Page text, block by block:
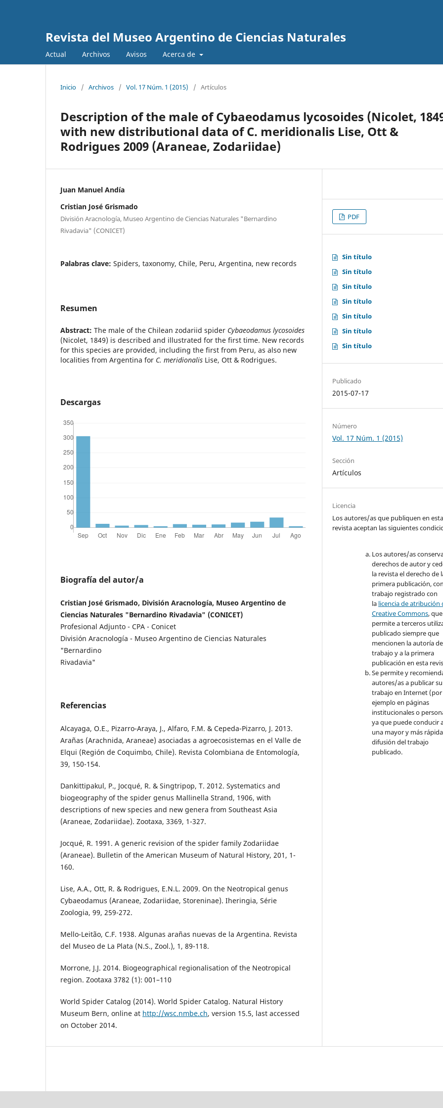
Revista del Museo Argentino de Ciencias Naturales
Actual Archivos Avisos Acerca de
Inicio / Archivos / Vol. 17 Núm. 1 (2015) / Artículos
Description of the male of Cybaeodamus lycosoides (Nicolet,
with new distributional data of C. meridionalis Lise, Ott &
Rodrigues 2009 (Araneae, Zodariidae)
Juan Manuel Andía
Cristian José Grismado
División Aracnología, Museo Argentino de Ciencias Naturales "Bernardino
Rivadavia" (CONICET)
Palabras clave: Spiders, taxonomy, Chile, Peru, Argentina, new records
Resumen
Abstract: The male of the Chilean zodariid spider Cybaeodamus lycosoides
(Nicolet, 1849) is described and illustrated for the first time. New records
for this species are provided, including the first from Peru, as also new
localities from Argentina for C. meridionalis Lise, Ott & Rodrigues.
Descargas
Biografía del autor/a
Cristian José Grismado, División Aracnología, Museo Argentino de
Ciencias Naturales "Bernardino Rivadavia" (CONICET)
Profesional Adjunto - CPA - Conicet
División Aracnología - Museo Argentino de Ciencias Naturales
"Bernardino
Rivadavia"
Referencias
Alcayaga, O.E., Pizarro-Araya, J., Alfaro, F.M. & Cepeda-Pizarro, J. 2013.
Arañas (Arachnida, Araneae) asociadas a agroecosistemas en el Valle de
Elqui (Región de Coquimbo, Chile). Revista Colombiana de Entomología,
39, 150-154.
Dankittipakul, P., Jocqué, R. & Singtripop, T. 2012. Systematics and
biogeography of the spider genus Mallinella Strand, 1906, with
descriptions of new species and new genera from Southeast Asia
(Araneae, Zodariidae). Zootaxa, 3369, 1-327.
Jocqué, R. 1991. A generic revision of the spider family Zodariidae
(Araneae). Bulletin of the American Museum of Natural History, 201, 1-
160.
Lise, A.A., Ott, R. & Rodrigues, E.N.L. 2009. On the Neotropical genus
Cybaeodamus (Araneae, Zodariidae, Storeninae). Iheringia, Série
Zoologia, 99, 259-272.
Mello-Leitão, C.F. 1938. Algunas arañas nuevas de la Argentina. Revista
del Museo de La Plata (N.S., Zool.), 1, 89-118.
Morrone, J.J. 2014. Biogeographical regionalisation of the Neotropical
region. Zootaxa 3782 (1): 001–110
World Spider Catalog (2014). World Spider Catalog. Natural History
Museum Bern, online at http://wsc.nmbe.ch, version 15.5, last accessed
on October 2014.
PDF
Sin título
Sin título
Sin título
Sin título
Sin título
Sin título
Sin título
Publicado
2015-07-17
Número
Vol. 17 Núm. 1 (2015)
Sección
Artículos
Licencia
Los autores/as que publiquen en esta
revista aceptan las siguientes
Los autores/as
derechos de autor y
la revista el derecho de
primera publicación,
trabajo registrado con
la licencia de atribución
Creative Commons, que
permite a terceros
publicado siempre que
mencionen la autoría
trabajo y a la primera
publicación en esta
Se permite y
autores/as a publicar su
trabajo en Internet (por
ejemplo en páginas
institucionales o
ya que puede conducir
una mayor y más rápida
difusión del trabajo
publicado.